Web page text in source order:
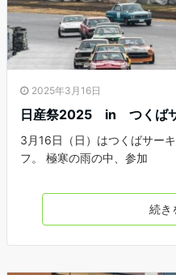
2025年3月16日
日産祭2025 in つくば
3月16日（日）はつくばサー
フ。 極寒の雨の中、参加
続き